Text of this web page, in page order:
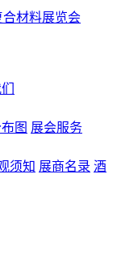
图 展会服务
须知 展商名录 酒